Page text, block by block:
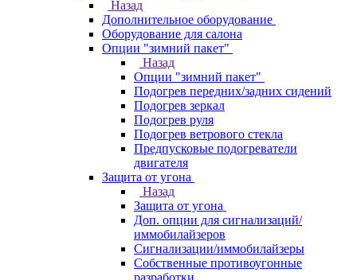
Назад
Дополнительное оборудование
Оборудование для салона
Опции "зимний пакет"
Назад
Опции "зимний пакет"
Подогрев передних/задних сидений
Подогрев зеркал
Подогрев руля
Подогрев ветрового стекла
Предпусковые подогреватели
двигателя
Защита от угона
Назад
Защита от угона
Доп. опции для сигнализаций/
иммобилайзеров
Сигнализации/иммобилайзеры
Собственные противоугонные